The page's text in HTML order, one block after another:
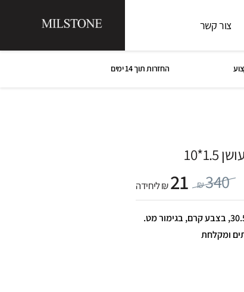
צור קשר
החזרות תוך 14 ימים
21₪ ליחידה 340
₪
פסיפס מטיטה מעושן 1.5*10 1*30.5*30.5, בצבע קרם, בגימור מט.
ומקלחת